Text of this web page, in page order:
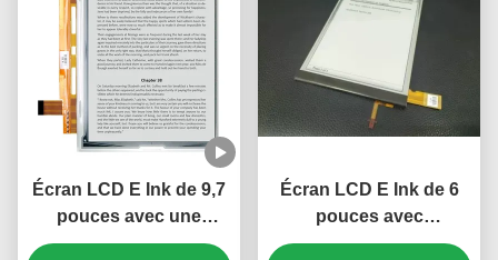
Écran LCD E Ink de 9,7
pouces avec une
résolution de 150 PPI et
Écran LCD E Ink de 6
pouces avec
revêtement dur